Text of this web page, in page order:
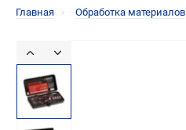
Главная Обработка материалов